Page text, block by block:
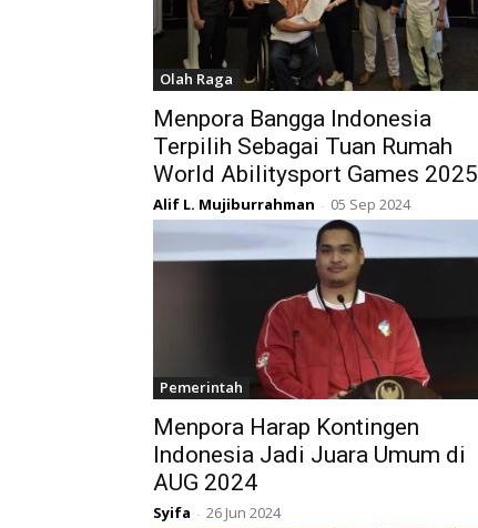
Olah Raga
Menpora Bangga Indonesia
Terpilih Sebagai Tuan Rumah
World Abilitysport Games 2025
Alif L. Mujiburrahman - 05 Sep 2024
Pemerintah
Menpora Harap Kontingen
Indonesia Jadi Juara Umum di
AUG 2024
Syifa - 26 Jun 2024